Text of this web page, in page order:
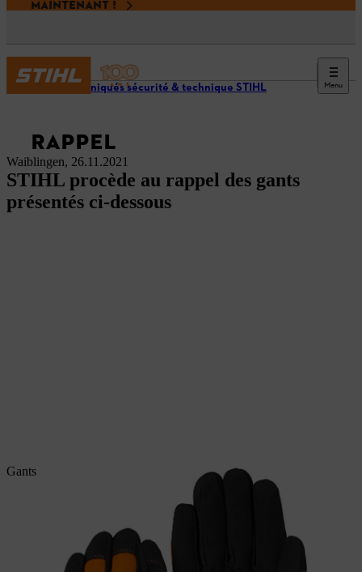
MAINTENANT !
Menu
Communiqués sécurité & technique STIHL
RAPPEL
Waiblingen, 26.11.2021
STIHL procède au rappel des gants
présentés ci-dessous
Gants de sécurité STIHL DYNAMIC Vent